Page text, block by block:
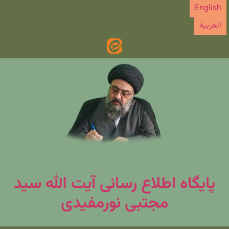
پرش
محتوا
English
العربیة
پایگاه اطلاع رسانی آیت الله سید
مجتبی نورمفیدی